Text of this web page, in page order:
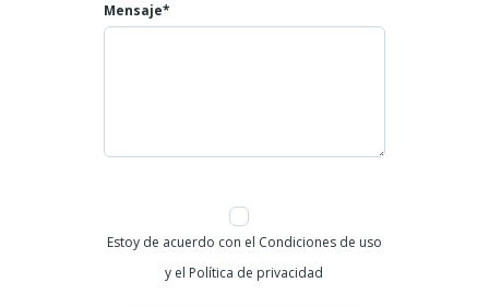
NUMERO DE LA PROPIEDAD ID 828
Mensaje*
Estoy de acuerdo con el Condiciones de uso
y el Política de privacidad